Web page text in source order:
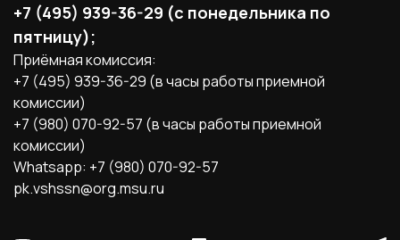
+7 (495) 939-36-29 (с понедельника по
пятницу);
Приёмная комиссия:
+7 (495) 939-36-29 (в часы работы приемной
комиссии)
+7 (980) 070-92-57 (в часы работы приемной
комиссии)
Whatsapp: +7 (980) 070-92-57
pk.vshssn@org.msu.ru